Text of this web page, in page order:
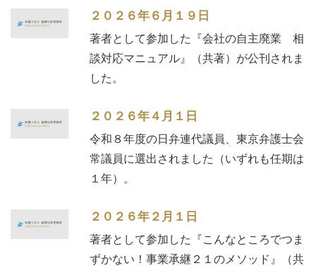
２０２６年６月１９日
著者として参加した『会社の自主廃業 相
談対応マニュアル』（共著）が公刊されま
した。
２０２６年４月１日
令和８年度の日弁連代議員、東京弁護士会
常議員に選出されました（いずれも任期は
１年）。
２０２６年２月１日
著者として参加した『こんなところでつま
ずかない！事業承継２１のメソッド』（共